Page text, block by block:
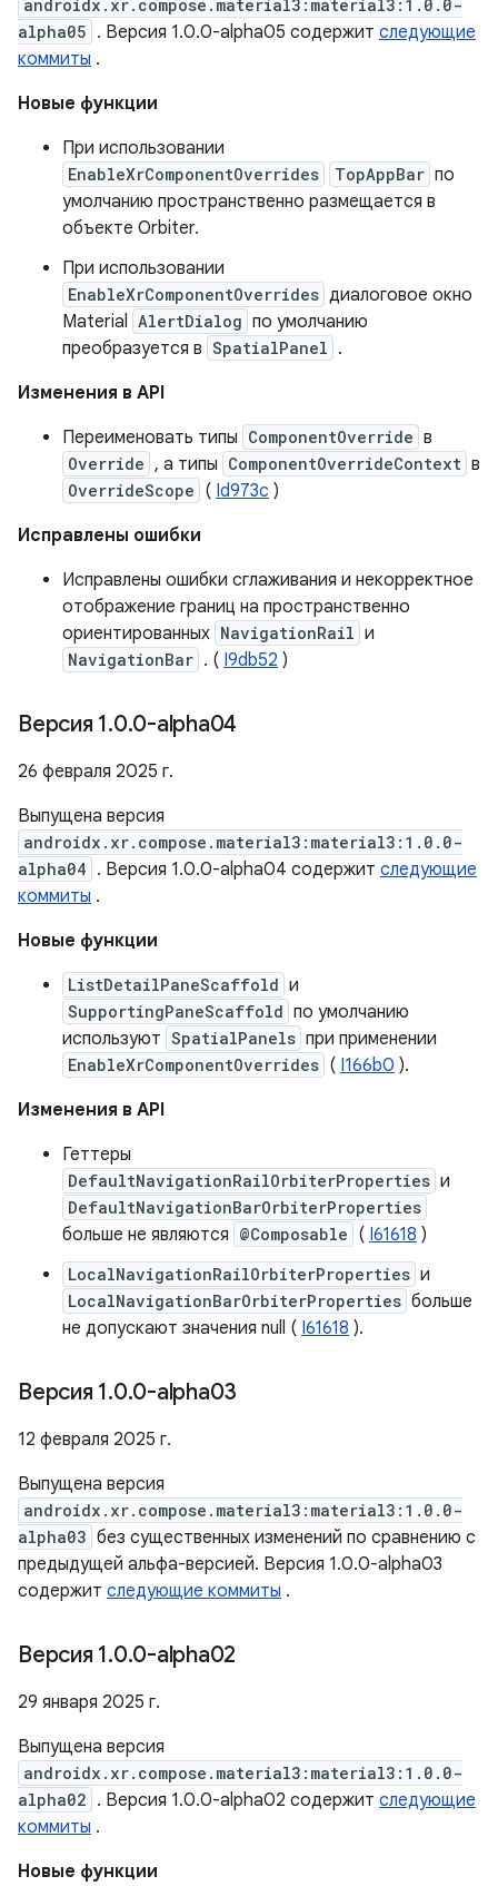
androidx.xr.compose.material3:material3:1.0.0-
alpha05 . Версия 1.0.0-alpha05 содержит следующие
коммиты .
Новые функции
При использовании
EnableXrComponentOverrides TopAppBar по
умолчанию пространственно размещается в
объекте Orbiter.
При использовании
EnableXrComponentOverrides диалоговое окно
Material AlertDialog по умолчанию
преобразуется в SpatialPanel .
Изменения в API
Переименовать типы ComponentOverride в
Override , а типы ComponentOverrideContext в
OverrideScope ( Id973c )
Исправлены ошибки
Исправлены ошибки сглаживания и некорректное
отображение границ на пространственно
ориентированных NavigationRail и
NavigationBar . ( I9db52 )
Версия 1.0.0-alpha04
26 февраля 2025 г.
Выпущена версия
androidx.xr.compose.material3:material3:1.0.0-
alpha04 . Версия 1.0.0-alpha04 содержит следующие
коммиты .
Новые функции
ListDetailPaneScaffold и
SupportingPaneScaffold по умолчанию
используют SpatialPanels при применении
EnableXrComponentOverrides ( I166b0 ).
Изменения в API
Геттеры
DefaultNavigationRailOrbiterProperties и
DefaultNavigationBarOrbiterProperties
больше не являются @Composable ( I61618 )
LocalNavigationRailOrbiterProperties и
LocalNavigationBarOrbiterProperties больше
не допускают значения null ( I61618 ).
Версия 1.0.0-alpha03
12 февраля 2025 г.
Выпущена версия
androidx.xr.compose.material3:material3:1.0.0-
alpha03 без существенных изменений по сравнению с
предыдущей альфа-версией. Версия 1.0.0-alpha03
содержит следующие коммиты .
Версия 1.0.0-alpha02
29 января 2025 г.
Выпущена версия
androidx.xr.compose.material3:material3:1.0.0-
alpha02 . Версия 1.0.0-alpha02 содержит следующие
коммиты .
Новые функции